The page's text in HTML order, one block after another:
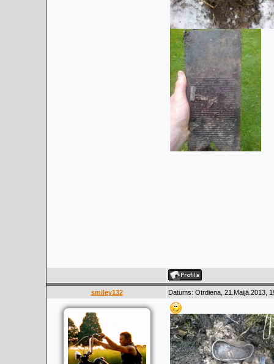
smiley132 Datums: Otrdiena, 21.Maijā.2013,